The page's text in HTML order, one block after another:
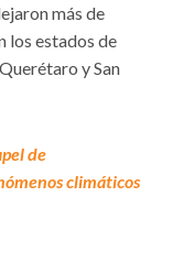
más de
los estados de
y San
de
climáticos